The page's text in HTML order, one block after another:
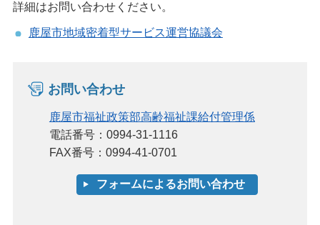
詳細はお問い合わせください。
鹿屋市地域密着型サービス運営協議会
お問い合わせ
鹿屋市福祉政策部高齢福祉課給付管理係
電話番号：0994-31-1116
FAX番号：0994-41-0701